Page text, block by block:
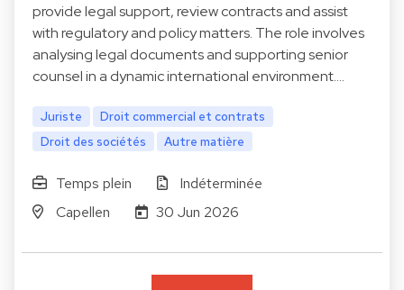
provide legal support, review contracts and assist
with regulatory and policy matters. The role involves
analysing legal documents and supporting senior
counsel in a dynamic international environment.…
Juriste
Droit commercial et contrats
Droit des sociétés
Autre matière
Temps plein
Indéterminée
Capellen
30 Jun 2026